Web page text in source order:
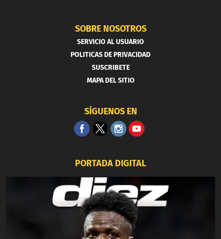
SOBRE NOSOTROS
SERVICIO AL USUARIO
POLITICAS DE PRIVACIDAD
SUSCRIBETE
MAPA DEL SITIO
SÍGUENOS EN
PORTADA DIGITAL